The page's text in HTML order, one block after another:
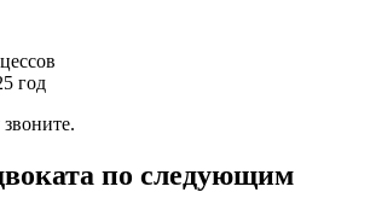
год
по следующим